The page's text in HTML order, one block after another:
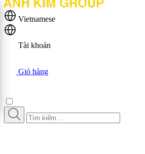
Vietnamese
Tài khoản
Giỏ hàng